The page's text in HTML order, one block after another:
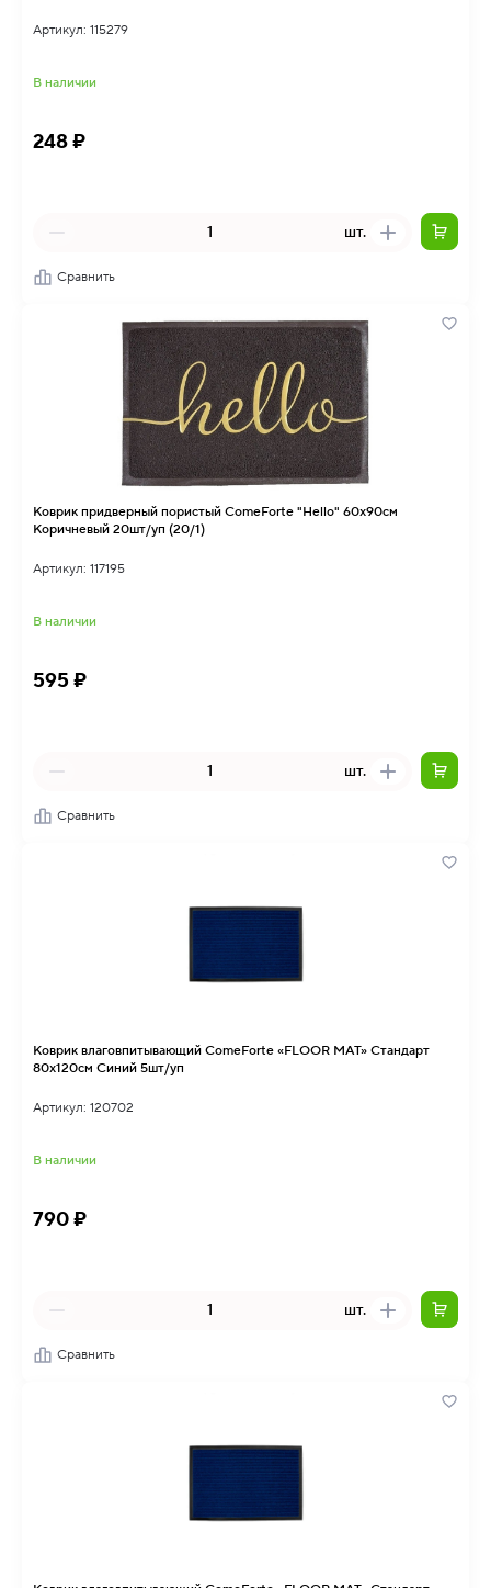
Артикул: 115279
В наличии
248 ₽
шт.
Сравнить
Коврик придверный пористый ComeForte "Hello" 60х90см
Коричневый 20шт/уп (20/1)
Артикул: 117195
В наличии
595 ₽
шт.
Сравнить
Коврик влаговпитывающий ComeForte «FLOOR MAT» Стандарт
80х120см Синий 5шт/уп
Артикул: 120702
В наличии
790 ₽
шт.
Сравнить